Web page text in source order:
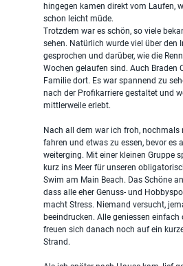
hingegen kamen direkt vom Laufen,
schon leicht müde.
Trotzdem war es schön, so viele
sehen. Natürlich wurde viel über den
gesprochen und darüber, wie die
Wochen gelaufen sind. Auch Braden
Familie dort. Es war spannend zu
nach der Profikarriere gestaltet und
mittlerweile erlebt.
Nach all dem war ich froh, nochmals
fahren und etwas zu essen, bevor es
weiterging. Mit einer kleinen Gruppe
kurz ins Meer für unseren
Swim am Main Beach. Das Schöne
dass alle eher Genuss- und
macht Stress. Niemand versucht,
beeindrucken. Alle geniessen einfach
freuen sich danach noch auf ein
Strand.